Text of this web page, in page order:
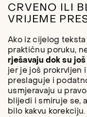
CRVENO ILI
VRIJEME
Ako iz cijelog
praktičnu poruku,
rješavaju dok su
jer je još prokrvljen
preslaguje i
usmjeravaju u
blijedi i smiruje se,
bilo kakvu korekciju.